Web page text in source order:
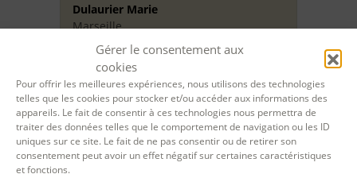
Gérer le consentement aux
cookies
Pour offrir les meilleures expériences, nous utilisons des technologies
telles que les cookies pour stocker et/ou accéder aux informations des
appareils. Le fait de consentir à ces technologies nous permettra de
traiter des données telles que le comportement de navigation ou les ID
uniques sur ce site. Le fait de ne pas consentir ou de retirer son
consentement peut avoir un effet négatif sur certaines caractéristiques
et fonctions.
Dulaurier Marie
Marseille